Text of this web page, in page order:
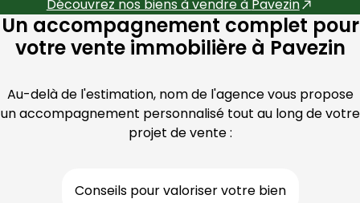
Découvrez nos biens à vendre à Pavezin
Un accompagnement complet pour
votre vente immobilière à Pavezin
Au-delà de l'estimation, nom de l'agence vous propose
un accompagnement personnalisé tout au long de votre
projet de vente :
Conseils pour valoriser votre bien